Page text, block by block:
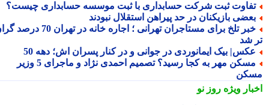
ثبت شرکت حسابداری با ثبت موسسه حسابداری چیست؟
بازیکنان در حد پیراهن استقلال نبودند
خبر تلخ برای مستاجران تهرانی ؛ اجاره خانه در تهران 70 درصد گران
شد
بیک ایمانوردی در جوانی و در کنار پسران اش؛ دهه 50
مسکن مهر به کجا رسید؟ تصمیم احمدی نژاد و ماجرای 5 وزیر
ویژهروز نو